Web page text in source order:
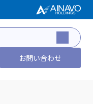
お問い合わせ